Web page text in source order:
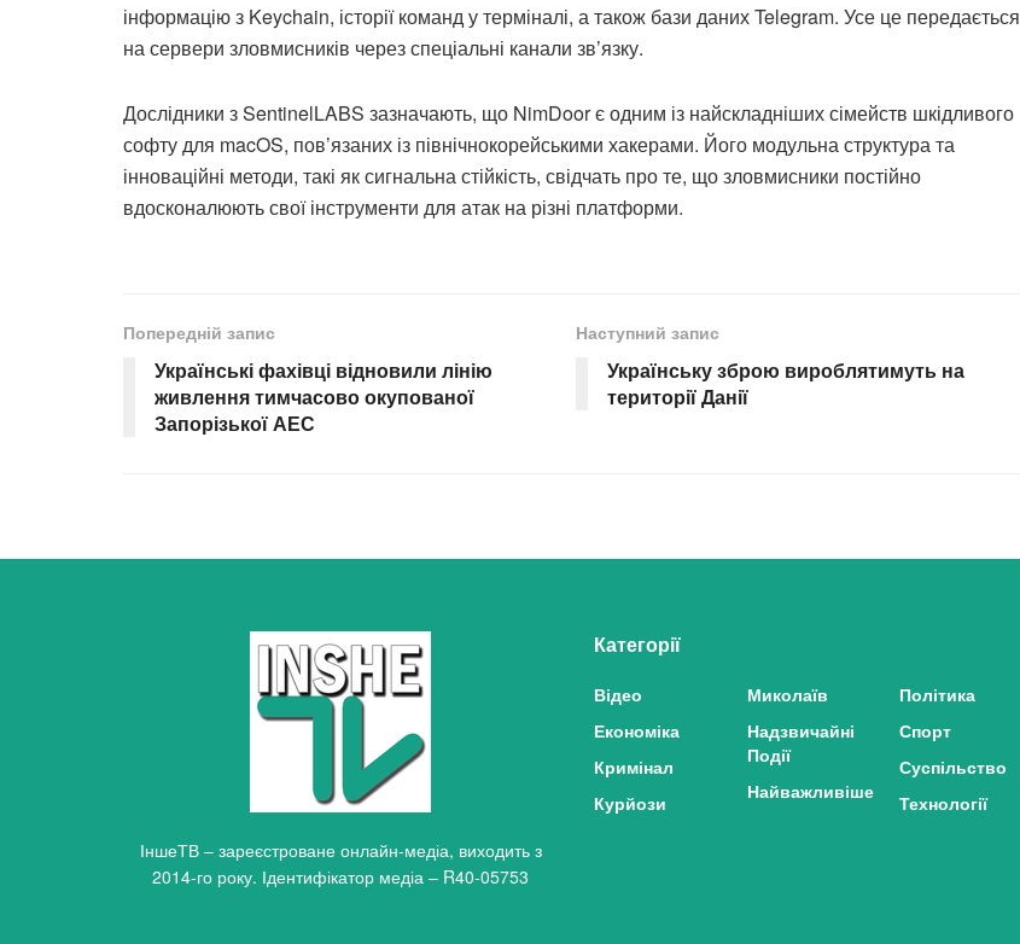
інформацію з Keychain, історії команд у терміналі, а також бази даних Telegram. Усе це передається
на сервери зловмисників через спеціальні канали зв’язку.
Дослідники з SentinelLABS зазначають, що NimDoor є одним із найскладніших сімейств шкідливого
софту для macOS, пов’язаних із північнокорейськими хакерами. Його модульна структура та
інноваційні методи, такі як сигнальна стійкість, свідчать про те, що зловмисники постійно
вдосконалюють свої інструменти для атак на різні платформи.
Попередній запис
Українські фахівці відновили лінію
живлення тимчасово окупованої
Запорізької АЕС
Наступний запис
Українську зброю вироблятимуть на
території Данії
ІншеТВ – зареєстроване онлайн-медіа, виходить з
2014-го року. Ідентифікатор медіа – R40-05753
Категорії
Відео
Економіка
Кримінал
Курйози
Миколаїв
Надзвичайні
Події
Найважливіше
Політика
Спорт
Суспільство
Технології